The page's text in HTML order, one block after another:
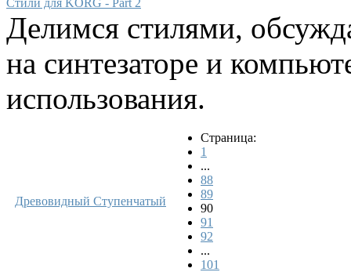
Делимся стилями,
на синтезаторе и
использования.
Древовидный Ступенчатый
Страница:
1
...
88
89
90
91
92
...
101